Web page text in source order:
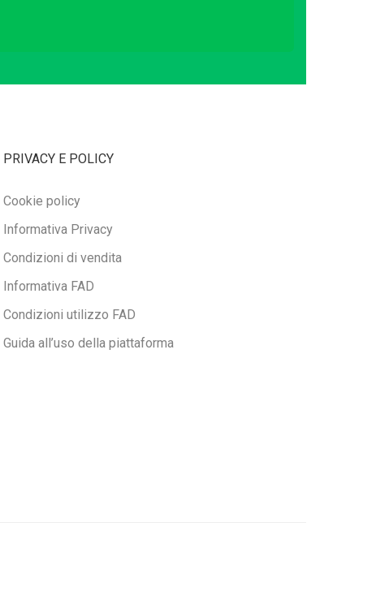
PRIVACY E POLICY
Cookie policy
Informativa Privacy
Condizioni di vendita
Informativa FAD
Condizioni utilizzo FAD
Guida all’uso della piattaforma